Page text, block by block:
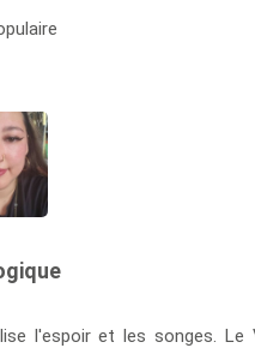
l'espoir et les songes.